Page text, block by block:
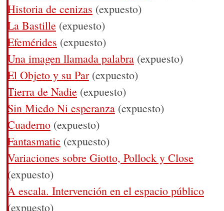
Historia de cenizas (expuesto)
La Bastille (expuesto)
Efemérides (expuesto)
Una imagen llamada palabra (expuesto)
El Objeto y su Par(expuesto)
Tierra de Nadie (expuesto)
Sin Miedo Ni esperanza (expuesto)
Cuaderno (expuesto)
Fantasmatic (expuesto)
Variaciones sobre Giotto, Pollock y Close
(expuesto)
A escala. Intervención en el espacio público
(expuesto)